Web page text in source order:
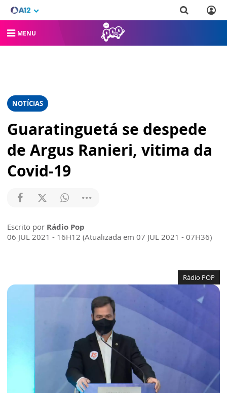
MENU
NOTÍCIAS
Guaratinguetá se despede
de Argus Ranieri, vitima da
Covid-19
Escrito por Rádio Pop
06 JUL 2021 - 16H12 (Atualizada em 07 JUL 2021 - 07H36)
Rádio POP